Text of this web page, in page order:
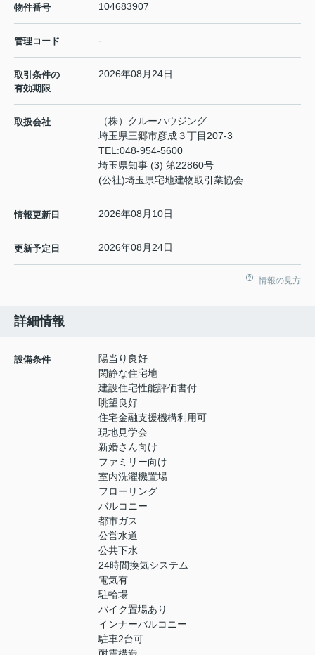
物件番号 104683907
管理コード -
取引条件の
有効期限
2026年08月24日
取扱会社
（株）クルーハウジング
埼玉県三郷市彦成３丁目207-3
TEL:048-954-5600
埼玉県知事 (3) 第22860号
(公社)埼玉県宅地建物取引業協会
情報更新日 2026年08月10日
更新予定日 2026年08月24日
情報の見方
詳細情報
設備条件
陽当り良好
閑静な住宅地
建設住宅性能評価書付
眺望良好
住宅金融支援機構利用可
現地見学会
新婚さん向け
ファミリー向け
室内洗濯機置場
フローリング
バルコニー
都市ガス
公営水道
公共下水
24時間換気システム
電気有
駐輪場
バイク置場あり
インナーバルコニー
駐車2台可